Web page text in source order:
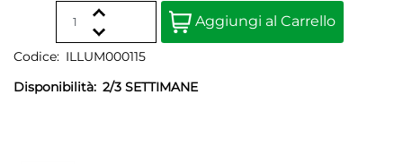
Quantity
Aggiungi al Carrello
Codice: ILLUM000115
Disponibilità: 2/3 SETTIMANE